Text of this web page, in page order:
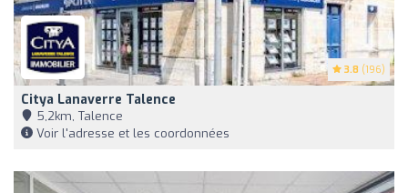
3.8 (196)
Citya Lanaverre Talence
5,2km, Talence
Voir l'adresse et les coordonnées